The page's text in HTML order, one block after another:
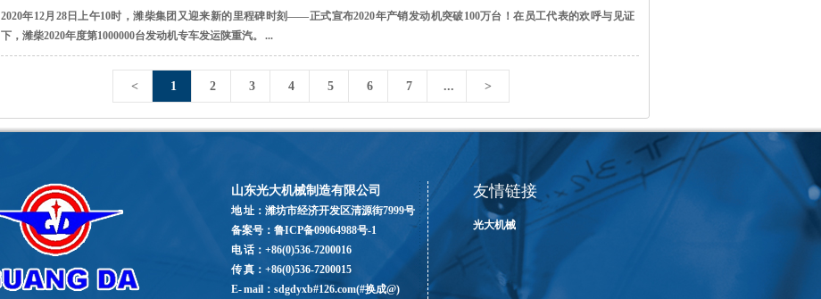
2020年12月28日上午10时，潍柴集团又迎来新的里程碑时刻——正式宣布2020年产销发动机突破100万台！在员工代表的欢呼与见证
下，潍柴2020年度第1000000台发动机专车发运陕重汽。 ...
< 1 2 3 4 5 6 7 ... >
山东光大机械制造有限公司
地 址：潍坊市经济开发区清源街7999号
备案号：鲁ICP备09064988号-1
电 话：+86(0)536-7200016
传 真：+86(0)536-7200015
E- mail： sdgdyxb#126.com(#换成@)
友情链接
光大机械